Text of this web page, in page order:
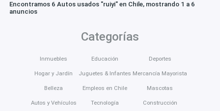
Encontramos 6 Autos usados "ruiyi" en Chile, mostrando 1 a 6
anuncios
Categorías
Inmuebles
Hogar y Jardín
Belleza
Autos y Vehículos
Educación
Juguetes & Infantes
Empleos en Chile
Tecnología
Deportes
Mercancía Mayorista
Mascotas
Construcción